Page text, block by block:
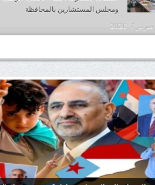
ومجلس المستشارين بالمحافظة
فبراير 7, 2026